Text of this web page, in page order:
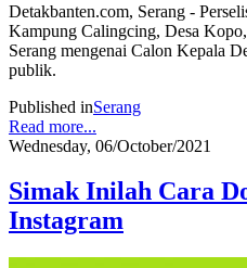
Detakbanten.com, Serang -
Kampung Calingcing, Desa
Serang mengenai Calon Kepala
publik.
Published inSerang
Read more...
Wednesday, 06/October/2021
Simak Inilah Cara
Instagram